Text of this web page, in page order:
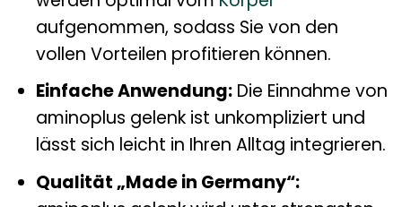
aufgenommen, sodass Sie von den
vollen Vorteilen profitieren können.
Einfache Anwendung:Die Einnahme von
aminoplus gelenk ist unkompliziert und
lässt sich leicht in Ihren Alltag integrieren.
Qualität „Made in Germany“: